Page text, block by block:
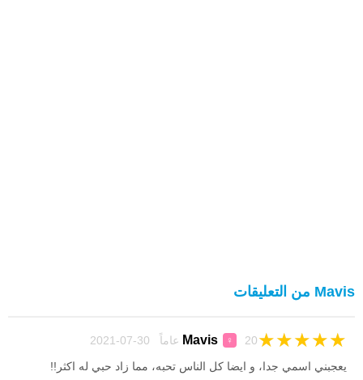
Mavis من التعليقات
Mavis ♀ 20 عاماً 30-07-2021 ★
★
★
★
★
يعجبني اسمي جدا، و ايضا كل الناس تحبه، مما زاد حبي له اكثر!!